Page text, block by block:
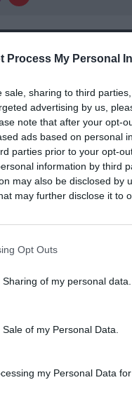
Process My Personal
sale, sharing to third
advertising by us,
note that after your opt-
ads based on personal
parties prior to your opt-
information by third
may also be disclosed by
may further disclose it to
Opt Outs
of my personal data.
of my Personal Data.
my Personal Data
Βιβλίου 2026